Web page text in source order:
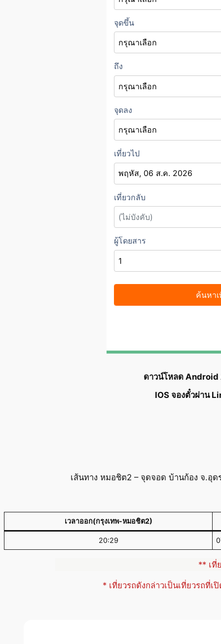
ดาวน์โหลด Android
IOS จองตั๋วผ่าน
เส้นทาง หมอชิต2 – จุดจอด บ้านก้อง จ.อุด
เวลาออก(กรุงเทพ-หมอชิต2)
20:29
** เที่
* เที่ยวรถดังกล่าวเป็นเที่ยวรถที่